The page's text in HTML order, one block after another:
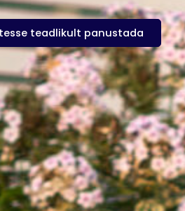
teadlikult panustada